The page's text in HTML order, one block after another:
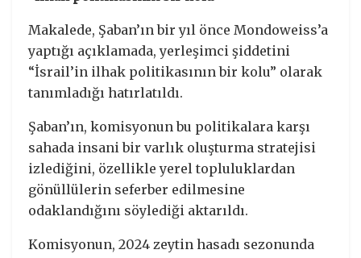
Makalede, Şaban’ın bir yıl önce Mondoweiss’a
yaptığı açıklamada, yerleşimci şiddetini
“İsrail’in ilhak politikasının bir kolu” olarak
tanımladığı hatırlatıldı.
Şaban’ın, komisyonun bu politikalara karşı
sahada insani bir varlık oluşturma stratejisi
izlediğini, özellikle yerel topluluklardan
gönüllülerin seferber edilmesine
odaklandığını söylediği aktarıldı.
Komisyonun, 2024 zeytin hasadı sezonunda